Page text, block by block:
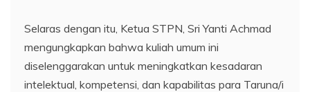
Selaras dengan itu, Ketua STPN, Sri Yanti Achmad
mengungkapkan bahwa kuliah umum ini
diselenggarakan untuk meningkatkan kesadaran
intelektual, kompetensi, dan kapabilitas para Taruna/i